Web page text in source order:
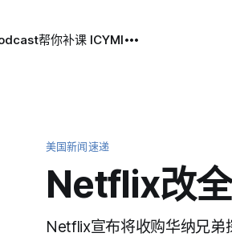
帮你补课 ICYMI
美国新闻速递
Netflix改
Netflix宣布将收购华纳兄弟